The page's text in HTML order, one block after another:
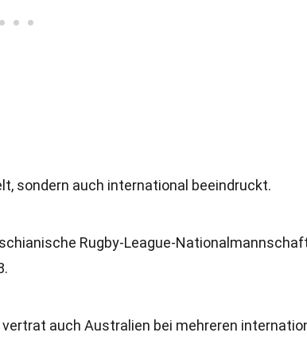
sondern auch international beeindruckt.
Rugby-League-
vertrat auch Australien bei mehreren